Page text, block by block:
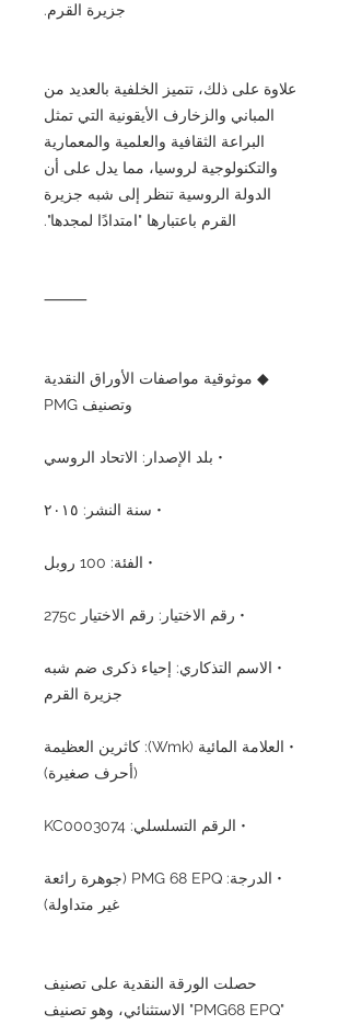
جزيرة القرم.
علاوة على ذلك، تتميز الخلفية بالعديد من
المباني والزخارف الأيقونية التي تمثل
البراعة الثقافية والعلمية والمعمارية
والتكنولوجية لروسيا، مما يدل على أن
الدولة الروسية تنظر إلى شبه جزيرة
القرم باعتبارها "امتدادًا لمجدها".
⸻
◆ موثوقية مواصفات الأوراق النقدية
وتصنيف PMG
• بلد الإصدار: الاتحاد الروسي
• سنة النشر: ٢٠١٥
• الفئة: 100 روبل
• رقم الاختيار: رقم الاختيار 275c
• الاسم التذكاري: إحياء ذكرى ضم شبه
جزيرة القرم
• العلامة المائية (Wmk): كاثرين العظيمة
(أحرف صغيرة)
• الرقم التسلسلي: KC0003074
• الدرجة: PMG 68 EPQ (جوهرة رائعة
غير متداولة)
حصلت الورقة النقدية على تصنيف
"PMG68 EPQ" الاستثنائي، وهو تصنيف